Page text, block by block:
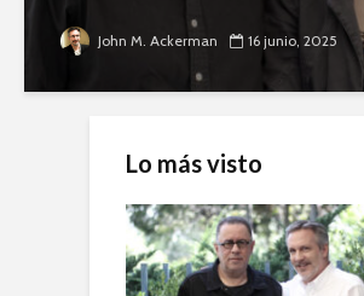
John M. Ackerman 16 junio, 2025
Lo más visto